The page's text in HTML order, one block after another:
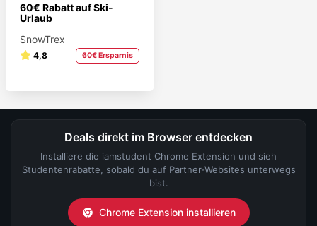
60€ Rabatt auf Ski-
Urlaub
SnowTrex
4,8 60€ Ersparnis
Deals direkt im Browser entdecken
Installiere die iamstudent Chrome Extension und sieh
Studentenrabatte, sobald du auf Partner-Websites unterwegs
bist.
Chrome Extension installieren